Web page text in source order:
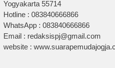
Yogyakarta 55714
Hotline : 083840666866
WhatsApp : 083840666866
Email : redaksispj@gmail.com
website :